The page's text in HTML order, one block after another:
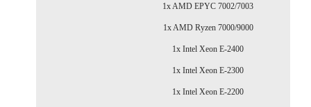
1x AMD EPYC 7002/7003
1x AMD Ryzen 7000/9000
1x Intel Xeon E-2400
1x Intel Xeon E-2300
1x Intel Xeon E-2200